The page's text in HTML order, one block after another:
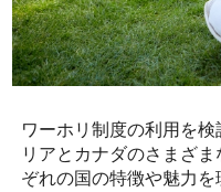
ワーホリ制度の利用を
リアとカナダのさまざ
ぞれの国の特徴や魅力